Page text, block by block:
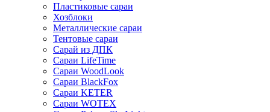
Пластиковые сараи
Хозблоки
Металлические сараи
Тентовые сараи
Сарай из ДПК
Cараи LifeTime
Cараи WoodLook
Сараи BlackFox
Сараи KETER
Сараи WOTEX